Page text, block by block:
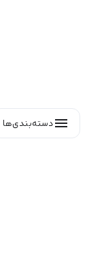
menuدسته‌بندی‌ها